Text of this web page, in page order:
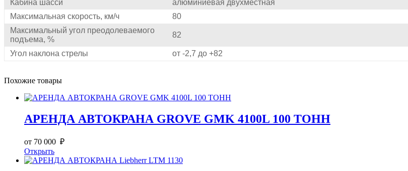
Кабина шасси
алюминиевая двухместная
Максимальная скорость, км/ч
80
Максимальный угол преодолеваемого
подъема, %
82
Угол наклона стрелы от -2,7 до +82
Похожие товары
АРЕНДА АВТОКРАНА GROVE GMK 4100L 100 ТОНН
от 70 000 ₽
Открыть